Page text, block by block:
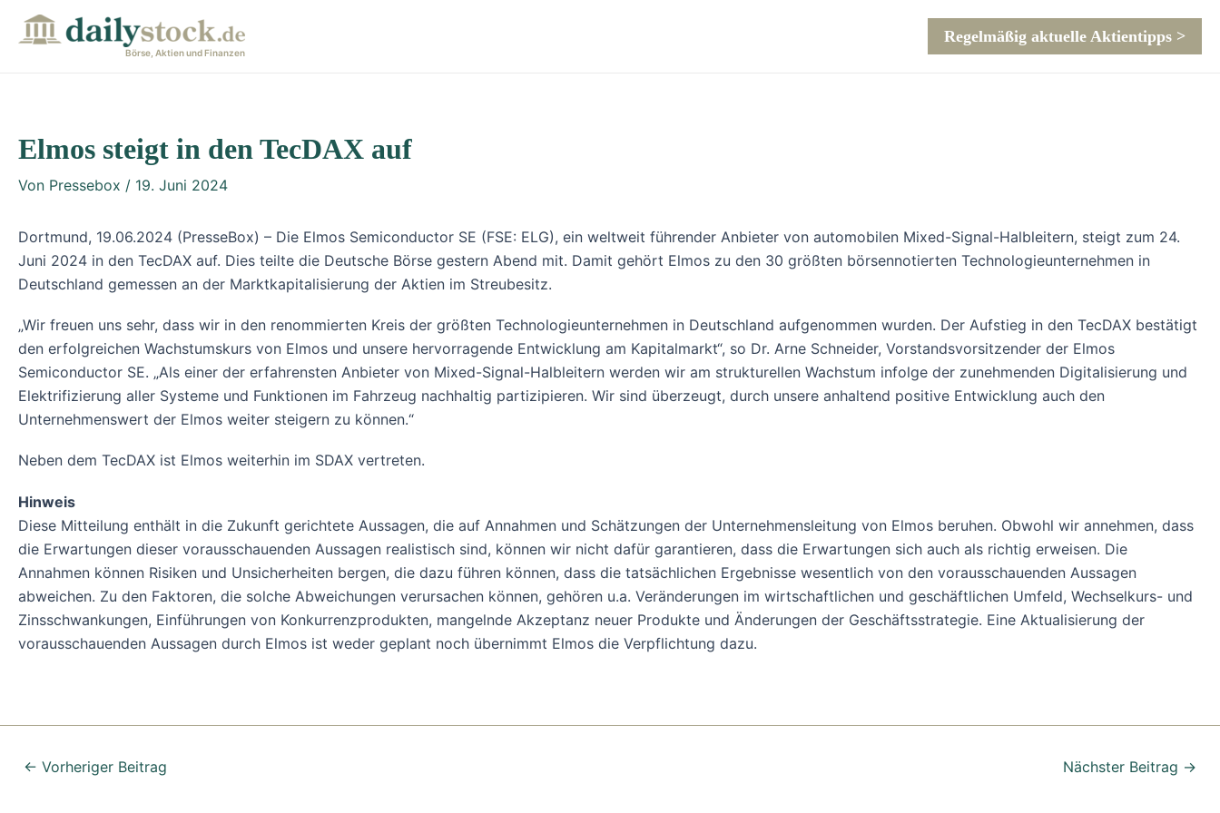
Inhalt
Börse, Aktien und Finanzen
Regelmäßig aktuelle Aktientipps >
Elmos steigt in den TecDAX auf
Von Pressebox / 19. Juni 2024
Dortmund, 19.06.2024 (PresseBox) – Die Elmos Semiconductor SE (FSE: ELG), ein weltweit führender Anbieter von automobilen Mixed-Signal-Halbleitern, steigt zum 24.
Juni 2024 in den TecDAX auf. Dies teilte die Deutsche Börse gestern Abend mit. Damit gehört Elmos zu den 30 größten börsennotierten Technologieunternehmen in
Deutschland gemessen an der Marktkapitalisierung der Aktien im Streubesitz.
„Wir freuen uns sehr, dass wir in den renommierten Kreis der größten Technologieunternehmen in Deutschland aufgenommen wurden. Der Aufstieg in den TecDAX bestätigt
den erfolgreichen Wachstumskurs von Elmos und unsere hervorragende Entwicklung am Kapitalmarkt“, so Dr. Arne Schneider, Vorstandsvorsitzender der Elmos
Semiconductor SE. „Als einer der erfahrensten Anbieter von Mixed-Signal-Halbleitern werden wir am strukturellen Wachstum infolge der zunehmenden Digitalisierung und
Elektrifizierung aller Systeme und Funktionen im Fahrzeug nachhaltig partizipieren. Wir sind überzeugt, durch unsere anhaltend positive Entwicklung auch den
Unternehmenswert der Elmos weiter steigern zu können.“
Neben dem TecDAX ist Elmos weiterhin im SDAX vertreten.
Hinweis
Diese Mitteilung enthält in die Zukunft gerichtete Aussagen, die auf Annahmen und Schätzungen der Unternehmensleitung von Elmos beruhen. Obwohl wir annehmen, dass
die Erwartungen dieser vorausschauenden Aussagen realistisch sind, können wir nicht dafür garantieren, dass die Erwartungen sich auch als richtig erweisen. Die
Annahmen können Risiken und Unsicherheiten bergen, die dazu führen können, dass die tatsächlichen Ergebnisse wesentlich von den vorausschauenden Aussagen
abweichen. Zu den Faktoren, die solche Abweichungen verursachen können, gehören u.a. Veränderungen im wirtschaftlichen und geschäftlichen Umfeld, Wechselkurs- und
Zinsschwankungen, Einführungen von Konkurrenzprodukten, mangelnde Akzeptanz neuer Produkte und Änderungen der Geschäftsstrategie. Eine Aktualisierung der
vorausschauenden Aussagen durch Elmos ist weder geplant noch übernimmt Elmos die Verpflichtung dazu.
navigation
← Vorheriger Beitrag Nächster Beitrag →